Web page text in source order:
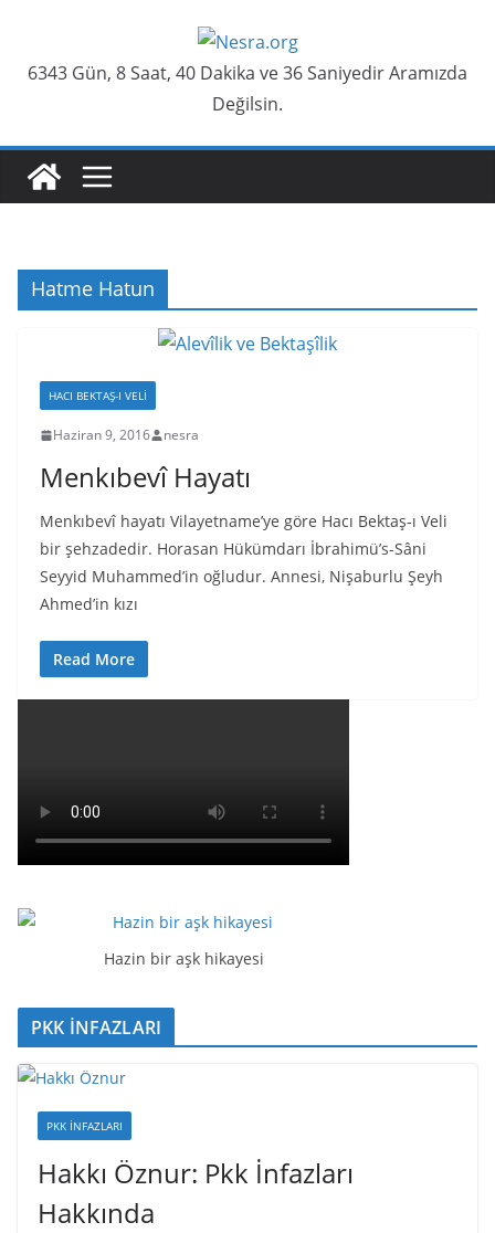
content
6343 Gün, 8 Saat, 40 Dakika ve 36 Saniyedir Aramızda
Değilsin.
Hatme Hatun
HACI BEKTAŞ-I VELI
Haziran 9, 2016 nesra
Menkıbevî Hayatı
Menkıbevî hayatı Vilayetname’ye göre Hacı Bektaş-ı Veli
bir şehzadedir. Horasan Hükümdarı İbrahimü’s-Sâni
Seyyid Muhammed’in oğludur. Annesi, Nişaburlu Şeyh
Ahmed’in kızı
Read More
Hazin bir aşk hikayesi
PKK İNFAZLARI
PKK İNFAZLARI
Hakkı Öznur: Pkk İnfazları
Hakkında